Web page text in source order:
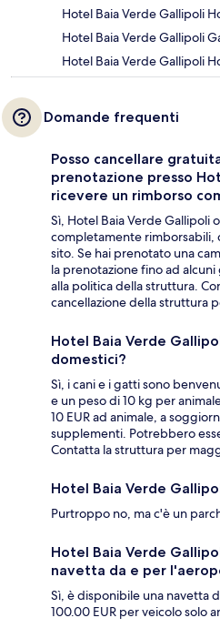
Hotel Baia Verde Gallipoli
Hotel Baia Verde Gallipoli
Hotel Baia Verde Gallipoli
Domande frequenti
Posso cancellare
prenotazione presso
ricevere un rimborso
Sì, Hotel Baia Verde Gallipoli
completamente rimborsabili,
sito. Se hai prenotato una
la prenotazione fino ad
alla politica della struttura.
cancellazione della struttura
Hotel Baia Verde
domestici?
Sì, i cani e i gatti sono
e un peso di 10 kg per
10 EUR ad animale, a
supplementi. Potrebbero
Contatta la struttura per
Hotel Baia Verde
Purtroppo no, ma c'è un
Hotel Baia Verde
navetta da e per
Sì, è disponibile una navetta
100.00 EUR per veicolo solo